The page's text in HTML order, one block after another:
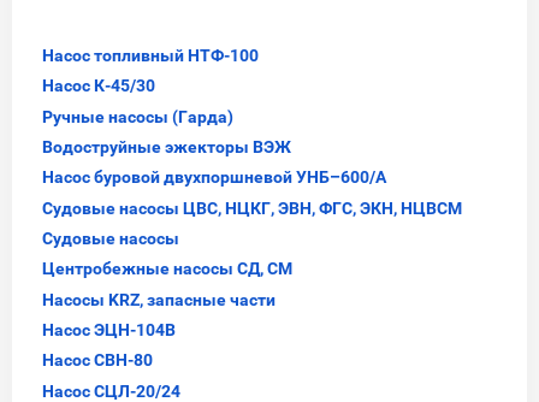
Насос топливный НТФ-100
Насос К-45/30
Ручные насосы (Гарда)
Водоструйные эжекторы ВЭЖ
Насос буровой двухпоршневой УНБ–600/А
Судовые насосы ЦВС, НЦКГ, ЭВН, ФГС, ЭКН, НЦВСМ
Судовые насосы
Центробежные насосы СД, СМ
Насосы KRZ, запасные части
Насос ЭЦН-104В
Насос СВН-80
Насос СЦЛ-20/24